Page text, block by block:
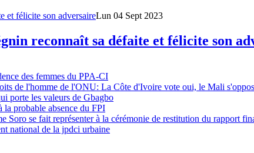
Lun 04 Sept 2023
reconnaît sa défaite et félicite son
des femmes du PPA-CI
de l'homme de l'ONU: La Côte d'Ivoire vote oui, le Mali
porte les valeurs de Gbagbo
probable absence du FPI
se fait représenter à la cérémonie de restitution du rapport
national de la jpdci urbaine